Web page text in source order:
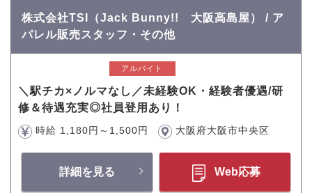
株式会社TSI（Jack Bunny!! 大阪高島屋） / ア
パレル販売スタッフ・その他
アルバイト
＼駅チカ×ノルマなし／未経験OK・経験者優遇/研
修＆待遇充実◎社員登用あり！
時給 1,180円～1,500円 大阪府大阪市中央区
詳細を見る Web応募